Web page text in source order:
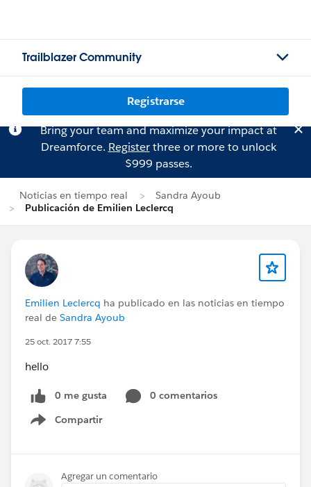
Trailblazer Community
Registrarse
Bring your team and maximize your impact at
Dreamforce. Registerthree or more to unlock
$999 passes.
Noticias en tiempo real
Sandra Ayoub
Publicación de Emilien Leclercq
Emilien Leclercq ha publicado en las noticias en tiempo
real de Sandra Ayoub
25 oct. 2017 7:55
hello
0 me gusta
0 comentarios
Compartir
Show menu
Agregar un comentario